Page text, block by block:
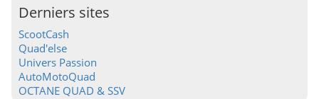
Derniers sites
ScootCash
Quad'else
Univers Passion
AutoMotoQuad
OCTANE QUAD & SSV